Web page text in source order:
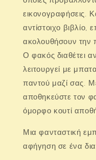
εικονογραφήσεις.
αντίστοιχο βιβλίο,
ακολουθήσουν την
Ο φακός διαθέτει
λειτουργεί με
παντού μαζί σας.
αποθηκεύστε τον
όμορφο κουτί
Μια φανταστική
αφήγηση σε ένα